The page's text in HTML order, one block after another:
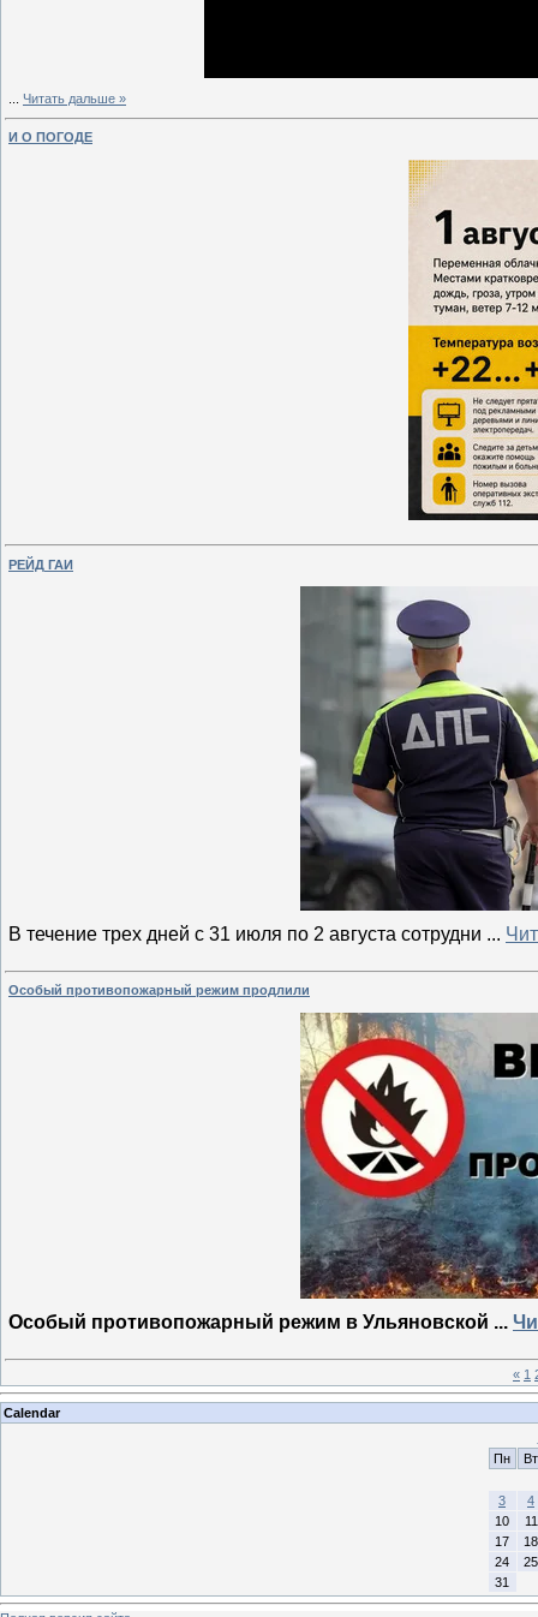
Читать дальше »
И О ПОГОДЕ
РЕЙД ГАИ
В течение трех дней с 31 июля по 2 августа сотрудни ...
Особый противопожарный режим продлили
Особый противопожарный режим в Ульяновской ...
« 1
Calendar
Пн
Вт
3
4
10
11
17
18
24
25
31